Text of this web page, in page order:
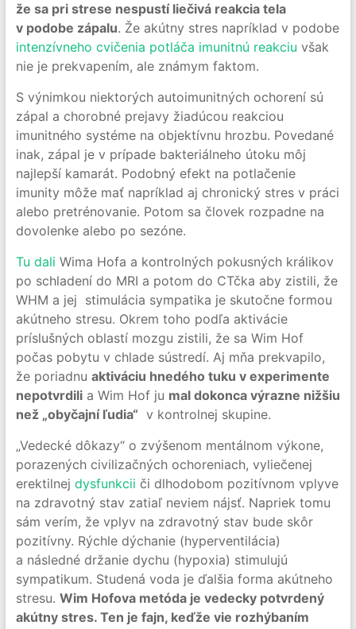
že sa pri strese nespustí liečivá reakcia tela
v podobe zápalu. Že akútny stres napríklad v podobe
intenzívneho cvičenia potláča imunitnú reakciu však
nie je prekvapením, ale známym faktom.
S výnimkou niektorých autoimunitných ochorení sú
zápal a chorobné prejavy žiadúcou reakciou
imunitného systéme na objektívnu hrozbu. Povedané
inak, zápal je v prípade bakteriálneho útoku môj
najlepší kamarát. Podobný efekt na potlačenie
imunity môže mať napríklad aj chronický stres v práci
alebo pretrénovanie. Potom sa človek rozpadne na
dovolenke alebo po sezóne.
Tu dali Wima Hofa a kontrolných pokusných králikov
po schladení do MRI a potom do CTčka aby zistili, že
WHM a jej stimulácia sympatika je skutočne formou
akútneho stresu. Okrem toho podľa aktivácie
príslušných oblastí mozgu zistili, že sa Wim Hof
počas pobytu v chlade sústredí. Aj mňa prekvapilo,
že poriadnu aktiváciu hnedého tuku v experimente
nepotvrdilia Wim Hof ju mal dokonca výrazne nižšiu
než „obyčajní ľudia“ v kontrolnej skupine.
„Vedecké dôkazy“ o zvýšenom mentálnom výkone,
porazených civilizačných ochoreniach, vyliečenej
erektilnej dysfunkcii či dlhodobom pozitívnom vplyve
na zdravotný stav zatiaľ neviem nájsť. Napriek tomu
sám verím, že vplyv na zdravotný stav bude skôr
pozitívny. Rýchle dýchanie (hyperventilácia)
a následné držanie dychu (hypoxia) stimulujú
sympatikum. Studená voda je ďalšia forma akútneho
stresu. Wim Hofova metóda je vedecky potvrdený
akútny stres. Ten je fajn, keďže vie rozhýbaním